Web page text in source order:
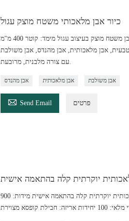
כיור אבן מלאכותי משטח מוצק עגול
אבן מלאכותית, כיור אבן משטח מוצק בעיצוב עגול מימד: קוטר 400 מ"מ x גובה 140 מ"מ גימור: מאט / מושחז מלאי: 100 יחידות/7 ימים אריזה: תיבת ארגז מצויר
טבעית, אבן מלאכותית, אבן מהנדס, אבן משולבת
אבן מהנדס אבן מלאכותית אבן משולבת
 Send Email פרטים
יוקרתית קלה בהתאמה אישית
כיור משטח אמבטיה משולבת אבן מלאכותית יוקרתית קלה בהתאמה אישית מידות: 900x450x110 מ"מ עם גימור מט העיצוב המשופע והלא סדיר של הכיור מבליט